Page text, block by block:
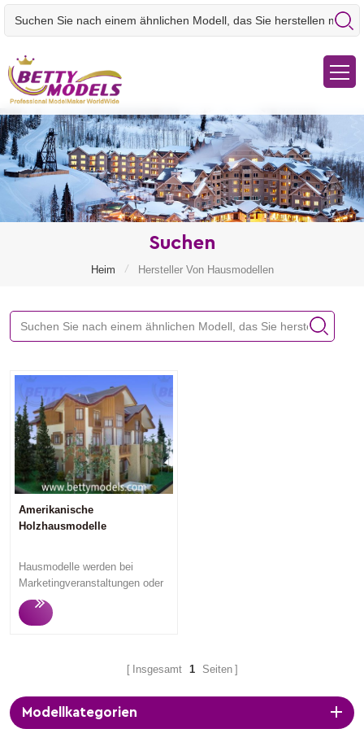
Suchen
Heim / Hersteller Von Hausmodellen
Amerikanische
Holzhausmodelle
Hausmodelle werden bei
Marketingveranstaltungen oder
zur Präsentation im
Immobilienverkaufsbüro
Investoren anzulocken, da die
Hausmodelle verstehen
können, was sie kaufen werden
Insgesamt 1 Seiten
Modellkategorien